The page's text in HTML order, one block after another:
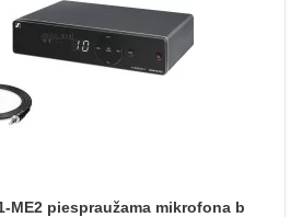
ME2 piespraužama mikrofona b